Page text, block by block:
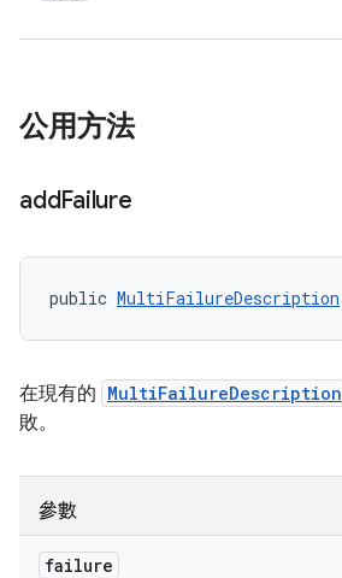
公用方法
addFailure
public MultiFailureDescription
在現有的 MultiFailureDescription
敗。
參數
failure